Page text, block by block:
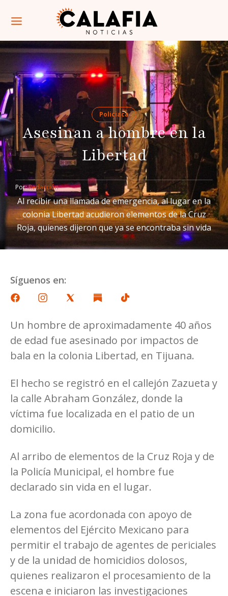
Policiaca
Asesinan a hombre en la
Libertad
Por: Redacción
Al recibir una llamada de emergencia, al lugar en la
colonia Libertad acudieron elementos de la Cruz
Roja, quienes dijeron que ya se encontraba sin vida
Síguenos en:
Un hombre de aproximadamente 40 años
de edad fue asesinado por impactos de
bala en la colonia Libertad, en Tijuana.
El hecho se registró en el callejón Zazueta y
la calle Abraham González, donde la
víctima fue localizada en el patio de un
domicilio.
Al arribo de elementos de la Cruz Roja y de
la Policía Municipal, el hombre fue
declarado sin vida en el lugar.
La zona fue acordonada con apoyo de
elementos del Ejército Mexicano para
permitir el trabajo de agentes de periciales
y de la unidad de homicidios dolosos,
quienes realizaron el procesamiento de la
escena e iniciaron las investigaciones